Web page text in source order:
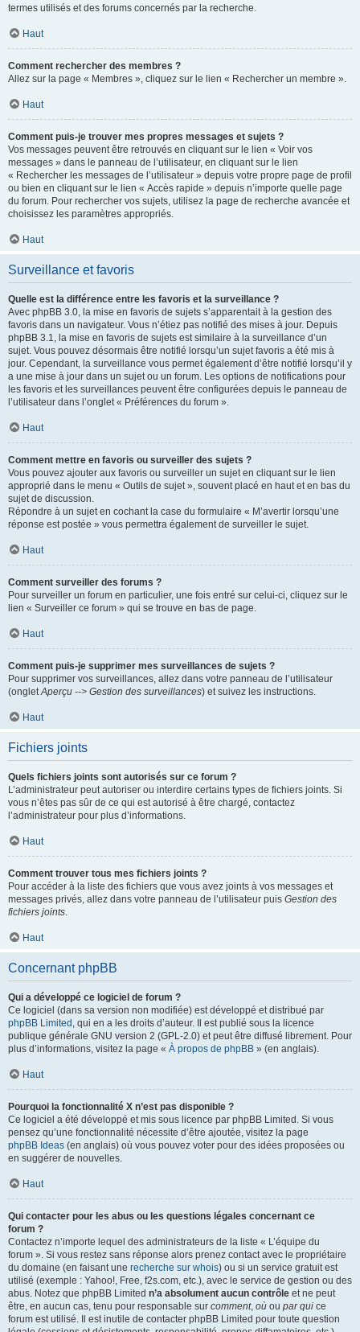
termes utilisés et des forums concernés par la recherche.
Haut
Comment rechercher des membres ?
Allez sur la page « Membres », cliquez sur le lien « Rechercher un membre ».
Haut
Comment puis-je trouver mes propres messages et sujets ?
Vos messages peuvent être retrouvés en cliquant sur le lien « Voir vos
messages » dans le panneau de l’utilisateur, en cliquant sur le lien
« Rechercher les messages de l’utilisateur » depuis votre propre page de profil
ou bien en cliquant sur le lien « Accès rapide » depuis n’importe quelle page
du forum. Pour rechercher vos sujets, utilisez la page de recherche avancée et
choisissez les paramètres appropriés.
Haut
Surveillance et favoris
Quelle est la différence entre les favoris et la surveillance ?
Avec phpBB 3.0, la mise en favoris de sujets s’apparentait à la gestion des
favoris dans un navigateur. Vous n’étiez pas notifié des mises à jour. Depuis
phpBB 3.1, la mise en favoris de sujets est similaire à la surveillance d’un
sujet. Vous pouvez désormais être notifié lorsqu’un sujet favoris a été mis à
jour. Cependant, la surveillance vous permet également d’être notifié lorsqu’il y
a une mise à jour dans un sujet ou un forum. Les options de notifications pour
les favoris et les surveillances peuvent être configurées depuis le panneau de
l’utilisateur dans l’onglet « Préférences du forum ».
Haut
Comment mettre en favoris ou surveiller des sujets ?
Vous pouvez ajouter aux favoris ou surveiller un sujet en cliquant sur le lien
approprié dans le menu « Outils de sujet », souvent placé en haut et en bas du
sujet de discussion.
Répondre à un sujet en cochant la case du formulaire « M’avertir lorsqu’une
réponse est postée » vous permettra également de surveiller le sujet.
Haut
Comment surveiller des forums ?
Pour surveiller un forum en particulier, une fois entré sur celui-ci, cliquez sur le
lien « Surveiller ce forum » qui se trouve en bas de page.
Haut
Comment puis-je supprimer mes surveillances de sujets ?
Pour supprimer vos surveillances, allez dans votre panneau de l’utilisateur
(ongletAperçu --> Gestion des surveillances) et suivez les instructions.
Haut
Fichiers joints
Quels fichiers joints sont autorisés sur ce forum ?
L’administrateur peut autoriser ou interdire certains types de fichiers joints. Si
vous n’êtes pas sûr de ce qui est autorisé à être chargé, contactez
l’administrateur pour plus d’informations.
Haut
Comment trouver tous mes fichiers joints ?
Pour accéder à la liste des fichiers que vous avez joints à vos messages et
messages privés, allez dans votre panneau de l’utilisateur puis Gestion des
fichiers joints.
Haut
Concernant phpBB
Qui a développé ce logiciel de forum ?
Ce logiciel (dans sa version non modifiée) est développé et distribué par
phpBB Limited , qui en a les droits d’auteur. Il est publié sous la licence
publique générale GNU version 2 (GPL-2.0) et peut être diffusé librement. Pour
plus d’informations, visitez la page « À propos de phpBB » (en anglais).
Haut
Pourquoi la fonctionnalité X n’est pas disponible ?
Ce logiciel a été développé et mis sous licence par phpBB Limited. Si vous
pensez qu’une fonctionnalité nécessite d’être ajoutée, visitez la page
phpBB Ideas (en anglais) où vous pouvez voter pour des idées proposées ou
en suggérer de nouvelles.
Haut
Qui contacter pour les abus ou les questions légales concernant ce
forum ?
Contactez n’importe lequel des administrateurs de la liste « L’équipe du
forum ». Si vous restez sans réponse alors prenez contact avec le propriétaire
du domaine (en faisant une recherche sur whois) ou si un service gratuit est
utilisé (exemple : Yahoo!, Free, f2s.com, etc.), avec le service de gestion ou des
abus. Notez que phpBB Limited n’a absolument aucun contrôle et ne peut
être, en aucun cas, tenu pour responsable sur comment, où ou par qui ce
forum est utilisé. Il est inutile de contacter phpBB Limited pour toute question